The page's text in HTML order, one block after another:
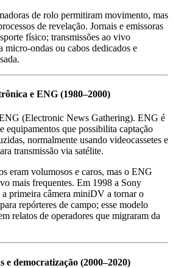
de rolo permitiram movimento, mas
de revelação. Jornais e emissoras
físico; transmissões ao vivo
micro-ondas ou cabos dedicados e
e ENG (1980–2000)
(Electronic News Gathering). ENG é
equipamentos que possibilita captação
normalmente usando videocassetes e
transmissão via satélite.
eram volumosos e caros, mas o ENG
mais frequentes. Em 1998 a Sony
primeira câmera miniDV a tornar o
repórteres de campo; esse modelo
relatos de operadores que migraram da
e democratização (2000–2020)